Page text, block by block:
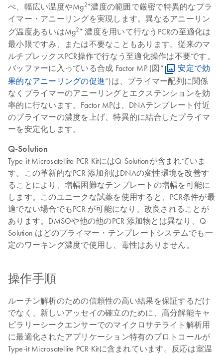
べ、幅広い温度やMg2+濃度の範囲で厳密で特異的なプラ
イマー・アニーリングを実現します。異なるアニーリン
グ温度あるいはMg2+ 濃度を用いて行なうPCRの至適化は
最小限ですみ、または不要なこともあります。従来のマ
ルチプレックスPCR操作で行なう至適化操作は不要です。
バッファーに入っている合成 Factor MP (図“
安定で効
果的なアニーリングの促進”)は、プライマー配列に関係
なくプライマーのアニーリングとエクステンションを効
率的に行ないます。Factor MPは、DNAテンプレート付近
のプライマーの濃度を上げ、特異的に結合したプライマ
ーを安定化します。
Q-Solution
Type-it Microsatellite PCR KitにはQ-Solutionが含まれていま
す。この革新的なPCR 添加剤はDNAの変性環境を改善す
ることにより、増幅困難なテンプレートの増幅を可能に
します。このユニークな試薬を使用すると、PCR条件が最
適でない場合でもPCR が可能になり、改良されることが
あります。DMSOや他の他のPCR 添加物とは異なり、Q-
Solution はどのプライマー・テンプレートシステムでも一
定のワーキング濃度で使用し、毒性はありません。
操作手順
ルーチン解析のための信頼性の高い結果を保証するだけ
でなく、新しいアッセイの確立のために、高分解能キャ
ピラリーシークエンサーでのマイクロサテライト解析用
に最適化されたアプリケーション特有のプロトコールが
Type-it Microsatellite PCR Kitに含まれています。反応は室温